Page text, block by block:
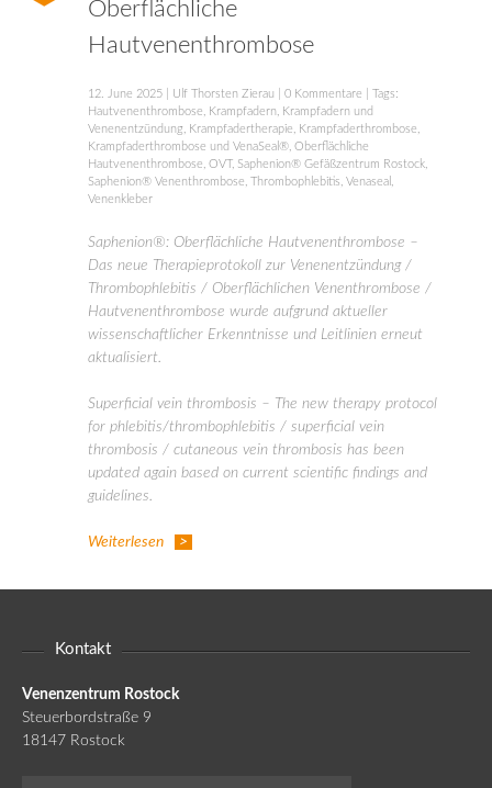
Oberflächliche
Hautvenenthrombose
12. June 2025 Ulf Thorsten Zierau 0 Kommentare | Tags:
Hautvenenthrombose
Krampfadern
Krampfadern und
Venenentzündung
Krampfadertherapie Krampfaderthrombose
Krampfaderthrombose und VenaSeal® Oberflächliche
Hautvenenthrombose OVT, Saphenion® Gefäßzentrum Rostock
Saphenion® Venenthrombose Thrombophlebitis Venaseal
Venenkleber
Saphenion®: Oberflächliche Hautvenenthrombose –
Das neue Therapieprotokoll zur Venenentzündung /
Thrombophlebitis / Oberflächlichen Venenthrombose /
Hautvenenthrombose wurde aufgrund aktueller
wissenschaftlicher Erkenntnisse und Leitlinien erneut
aktualisiert.
Superficial vein thrombosis – The new therapy protocol
for phlebitis/thrombophlebitis / superficial vein
thrombosis / cutaneous vein thrombosis has been
updated again based on current scientific findings and
guidelines.
Weiterlesen
Kontakt
Venenzentrum Rostock
Steuerbordstraße 9
18147 Rostock